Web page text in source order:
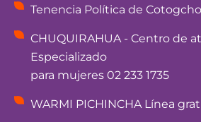
Tenencia Política de
CHUQUIRAHUA - Centro de
Especializado
para mujeres 02 233 1735
WARMI PICHINCHA Línea